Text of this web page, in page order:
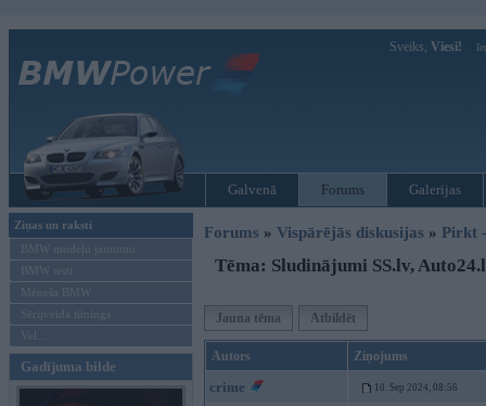
Sveiks, Viesi!
Galvenā Forums Galerijas
Ziņas un raksti
BMW modeļu jaunumi
BMW testi
Mēneša BMW
Sērijveida tūnings
Vel...
Gadījuma bilde
Forums » Vispārējās diskusijas » Pirkt
Tēma: Sludinājumi SS.lv,
Jauna tēma Atbildēt
Autors Ziņojums
crime 10. Sep 2024, 08:56